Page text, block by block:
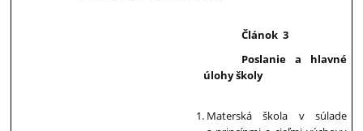
Článok 3
Poslanie a hlavné
úlohy školy
Materská škola v súlade